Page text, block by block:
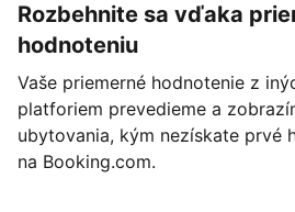
Rozbehnite sa vďaka
hodnoteniu
Vaše priemerné hodnotenie z
platforiem prevedieme a
ubytovania, kým nezískate prvé
na Booking.com.